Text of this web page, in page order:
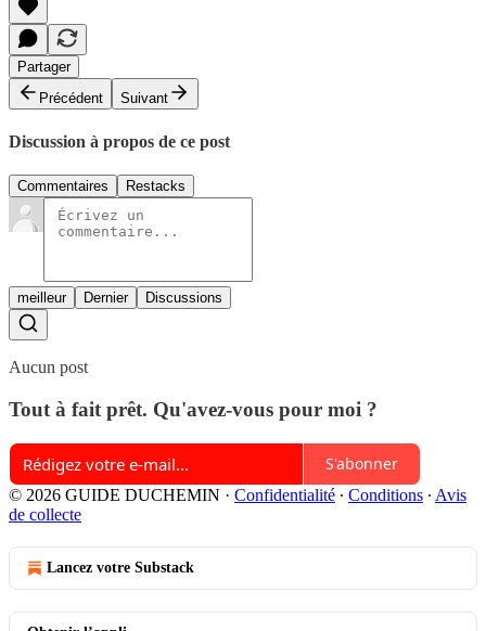
Partager
Précédent
Suivant
Discussion à propos de ce post
Commentaires Restacks
meilleur Dernier Discussions
Aucun post
Tout à fait prêt. Qu'avez-vous pour moi ?
S'abonner
© 2026 GUIDE DUCHEMIN · Confidentialité ∙ Conditions ∙ Avis
de collecte
Lancez votre Substack